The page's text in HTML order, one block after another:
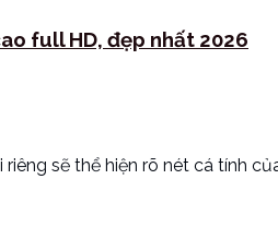
full HD, đẹp nhất 2026
sẽ thể hiện rõ nét cá tính